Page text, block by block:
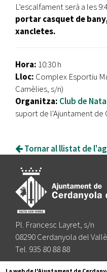
L’escalfament serà a les
portar casquet de
xancletes.
Hora: 10:30 h
Lloc: Complex Esportiu
Camèlies, s/n)
Organitza: Club de
suport de l'Ajuntament de
Tornar al llistat de
Pl. Francesc Layret, s/n
08290 Cerdanyola del
Tel. 935 80 88 88
Segueix-nos a: